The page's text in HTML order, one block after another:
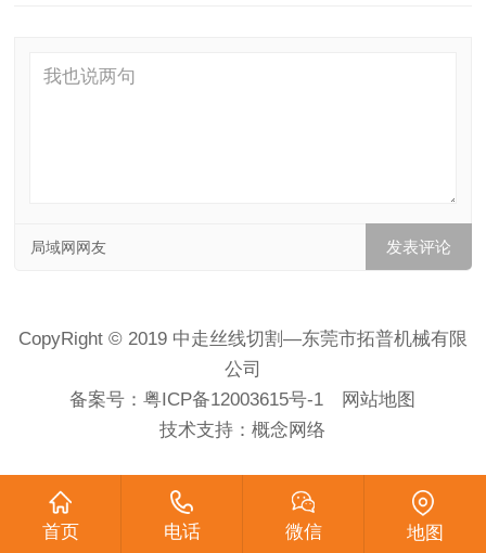
局域网网友
CopyRight © 2019 中走丝线切割—东莞市拓普机械有限
公司
备案号：粤ICP备12003615号-1
网站地图
技术支持：概念网络
首页 电话 微信 地图